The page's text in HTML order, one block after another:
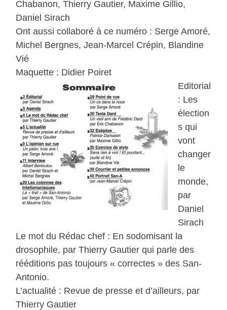
Chabanon, Thierry Gautier, Maxime Gillio,
Daniel Sirach
Ont aussi collaboré à ce numéro : Serge Amoré,
Michel Bergnes, Jean-Marcel Crépin, Blandine
Vié
Maquette : Didier Poiret
Editorial
: Les
élection
s qui
vont
changer
le
monde,
par
Daniel
Sirach
Le mot du Rédac chef : En sodomisant la
drosophile, par Thierry Gautier qui parle des
rééditions pas toujours « correctes » des San-
Antonio.
L’actualité : Revue de presse et d’ailleurs, par
Thierry Gautier